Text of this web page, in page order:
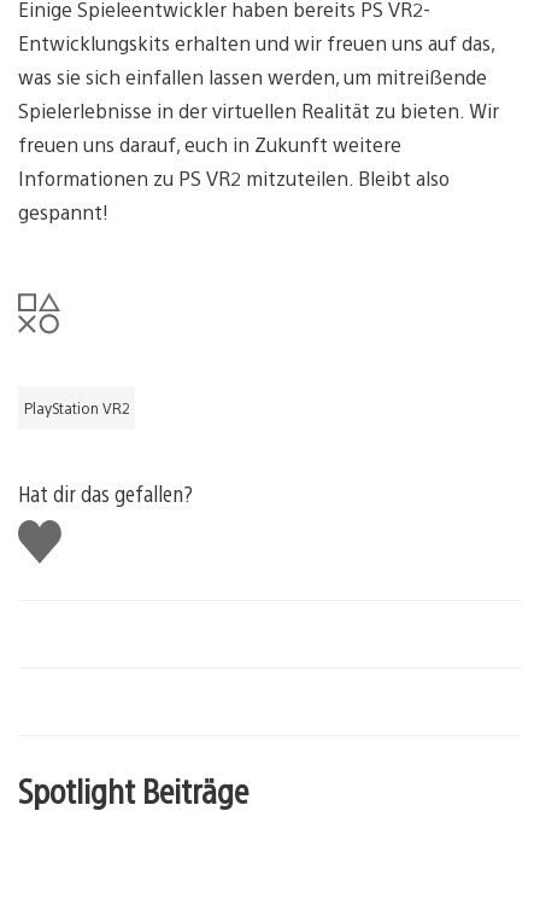
Einige Spieleentwickler haben bereits PS VR2-
Entwicklungskits erhalten und wir freuen uns auf das,
was sie sich einfallen lassen werden, um mitreißende
Spielerlebnisse in der virtuellen Realität zu bieten. Wir
freuen uns darauf, euch in Zukunft weitere
Informationen zu PS VR2 mitzuteilen. Bleibt also
gespannt!
PlayStation VR2
Hat dir das gefallen?
Gefällt
mir
Spotlight Beiträge